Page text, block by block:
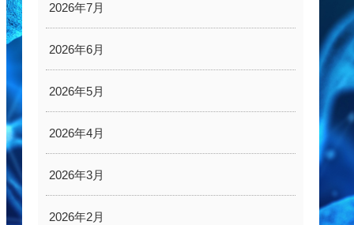
2026年7月
2026年6月
2026年5月
2026年4月
2026年3月
2026年2月